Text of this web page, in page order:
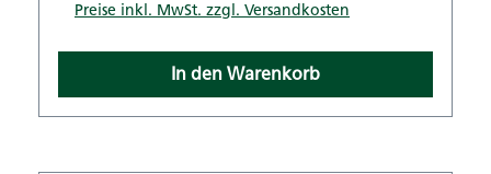
Preise inkl. MwSt. zzgl. Versandkosten
In den Warenkorb